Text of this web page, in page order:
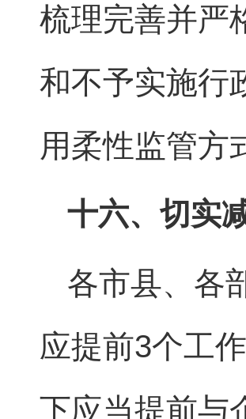
梳理完善并严
和不予实施行
用柔性监管方
十六、切实
各市县、各
应提前3个工
下应当提前与